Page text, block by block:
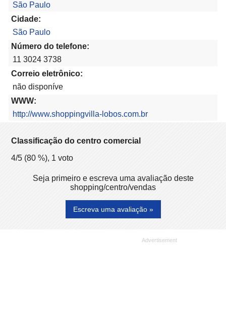
São Paulo
Cidade:
São Paulo
Número do telefone:
11 3024 3738
Correio eletrônico:
não disponíve
WWW:
http://www.shoppingvilla-lobos.com.br
Classificação do centro comercial
4/5 (80 %), 1 voto
Seja primeiro e escreva uma avaliação deste
shopping/centro/vendas
Escreva uma avaliação »